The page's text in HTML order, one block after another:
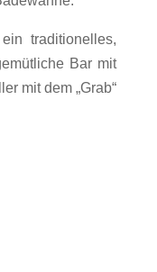
traditionelles,
Bar mit
mit dem „Grab“